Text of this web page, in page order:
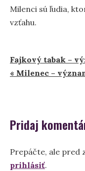
Milenci sú ľudia,
vzťahu.
Navigácia
v
Fajkový tabak –
« Milenec –
Pridaj
Prepáčte, ale pred
prihlásiť.